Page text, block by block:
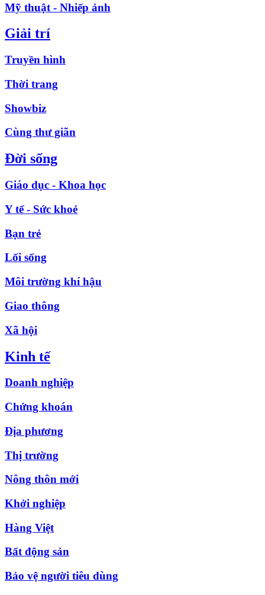
Mỹ thuật - Nhiếp ảnh
Giải trí
Truyền hình
Thời trang
Showbiz
Cùng thư giãn
Đời sống
Giáo dục - Khoa học
Y tế - Sức khoẻ
Bạn trẻ
Lối sống
Môi trường khí hậu
Giao thông
Xã hội
Kinh tế
Doanh nghiệp
Chứng khoán
Địa phương
Thị trường
Nông thôn mới
Khởi nghiệp
Hàng Việt
Bất động sản
Bảo vệ người tiêu dùng